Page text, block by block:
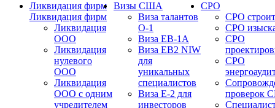
Ликвидация фирм
Ликвидация фирм
Ликвидация
ООО
Ликвидация
нулевого
ООО
Ликвидация
ООО с одним
учредителем
Визы США
Виза талантов
О-1
Виза EB-1A
Виза EB2 NIW
для
уникальных
специалистов
Виза E-2 для
инвесторов
СРО
СРО
СРО
СРО
СРО
проверок